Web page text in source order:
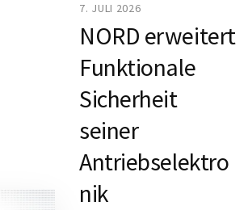
7. JULI 2026
NORD erweitert
Funktionale
Sicherheit
seiner
Antriebselektro
nik